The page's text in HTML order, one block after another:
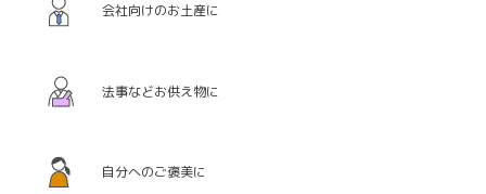
会社向けのお土産に
法事などお供え物に
自分へのご褒美に